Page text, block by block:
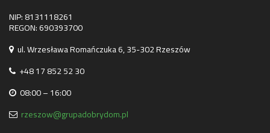
NIP: 8131118261
REGON: 690393700
ul. Wrzesława Romańczuka 6, 35-302 Rzeszów
+48 17 852 52 30
08:00 – 16:00
rzeszow@grupadobrydom.pl